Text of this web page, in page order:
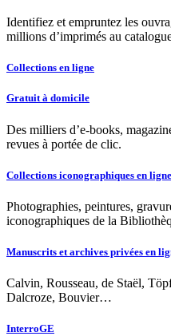
Identifiez et empruntez les
millions d’imprimés au
Collections en ligne
Gratuit à domicile
Des milliers d’e-books,
revues à portée de clic.
Collections iconographiques en ligne
Photographies, peintures,
iconographiques de la
Manuscrits et archives privées en
Calvin, Rousseau, de Staël,
Dalcroze, Bouvier…
InterroGE